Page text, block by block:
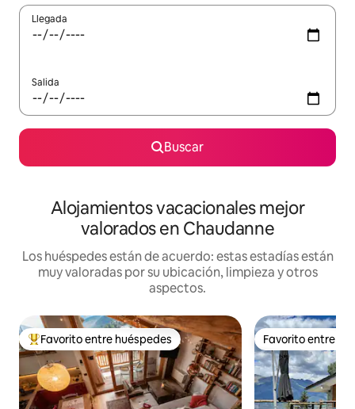
Llegada
Salida
Buscar
Alojamientos vacacionales mejor
valorados en Chaudanne
Los huéspedes están de acuerdo: estas estadías están
muy valoradas por su ubicación, limpieza y otros
aspectos.
Favorito entre huéspedes preferido
Favorito entre huéspedes Favorito entre
Favorito entre